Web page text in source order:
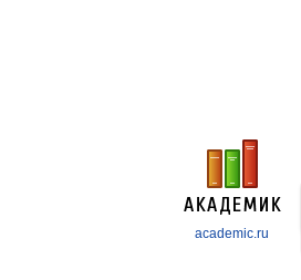
academic.ru